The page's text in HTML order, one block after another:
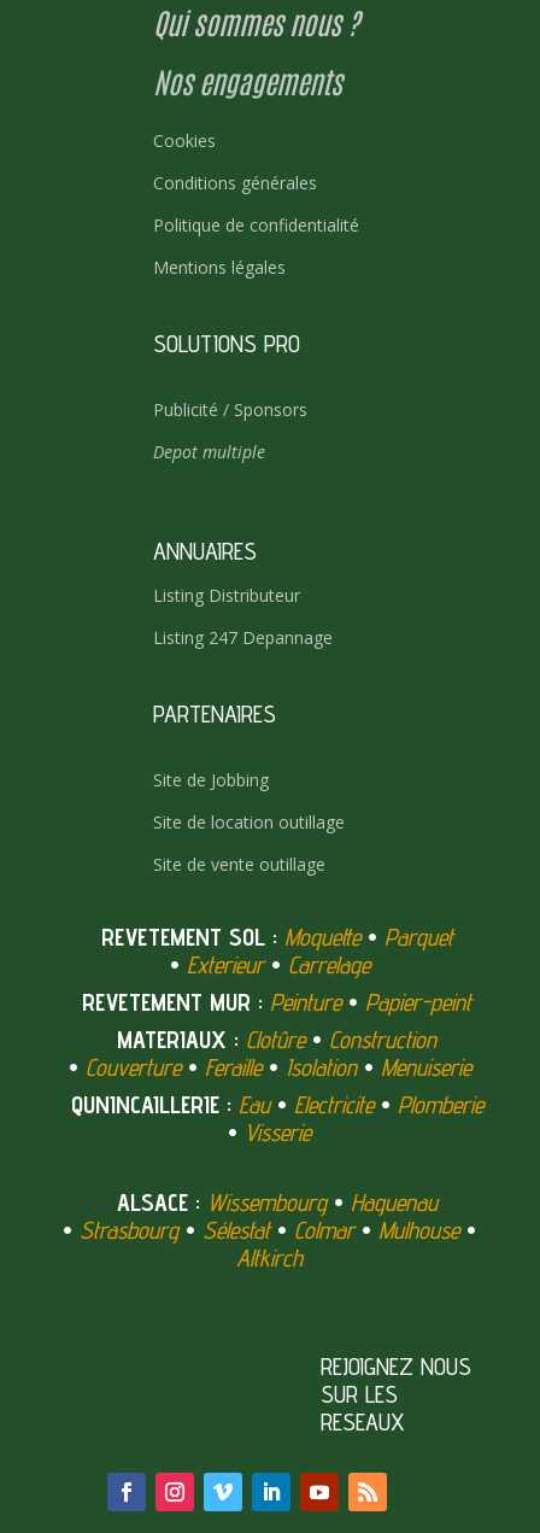
Qui sommes nous ?
Nos engagements
Cookies
Conditions générales
Politique de confidentialité
Mentions légales
SOLUTIONS PRO
Publicité / Sponsors
Depot multiple
ANNUAIRES
Listing Distributeur
Listing 247 Depannage
PARTENAIRES
Site de Jobbing
Site de location outillage
Site de vente outillage
REVETEMENT SOL : Moquette• Parquet
• Exterieur• Carrelage
REVETEMENT MUR : Peinture• Papier-peint
MATERIAUX : Clotûre• Construction
• Couverture• Feraille• Isolation• Menuiserie
QUNINCAILLERIE : Eau• Electricite• Plomberie
• Visserie
ALSACE : Wissembourg• Haguenau
• Strasbourg• Sélestat• Colmar• Mulhouse•
Altkirch
REJOIGNEZ NOUS
SUR LES
RESEAUX